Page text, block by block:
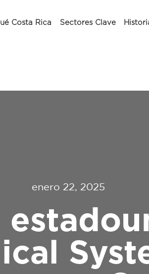
Costa Rica Sectores Clave
enero 22, 2025